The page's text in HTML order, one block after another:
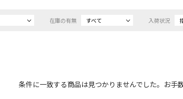
在庫の有無 すべて 入荷状況
条件に一致する商品は見つかりませんでした。お手